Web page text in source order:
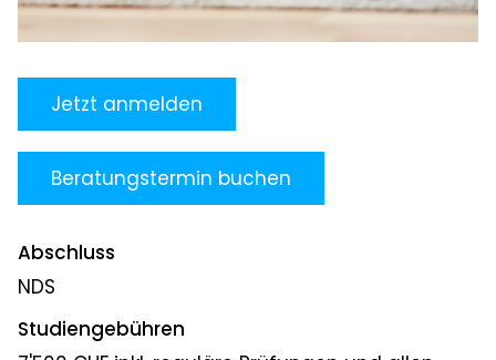
Jetzt anmelden
Beratungstermin buchen
Abschluss
NDS
Studiengebühren